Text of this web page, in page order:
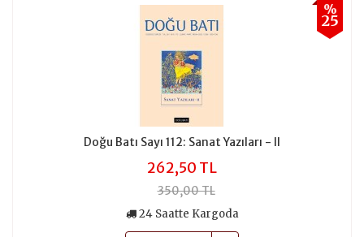
%
25
Doğu Batı Sayı 112: Sanat Yazıları - II
262,50 TL
350,00 TL
24 Saatte Kargoda